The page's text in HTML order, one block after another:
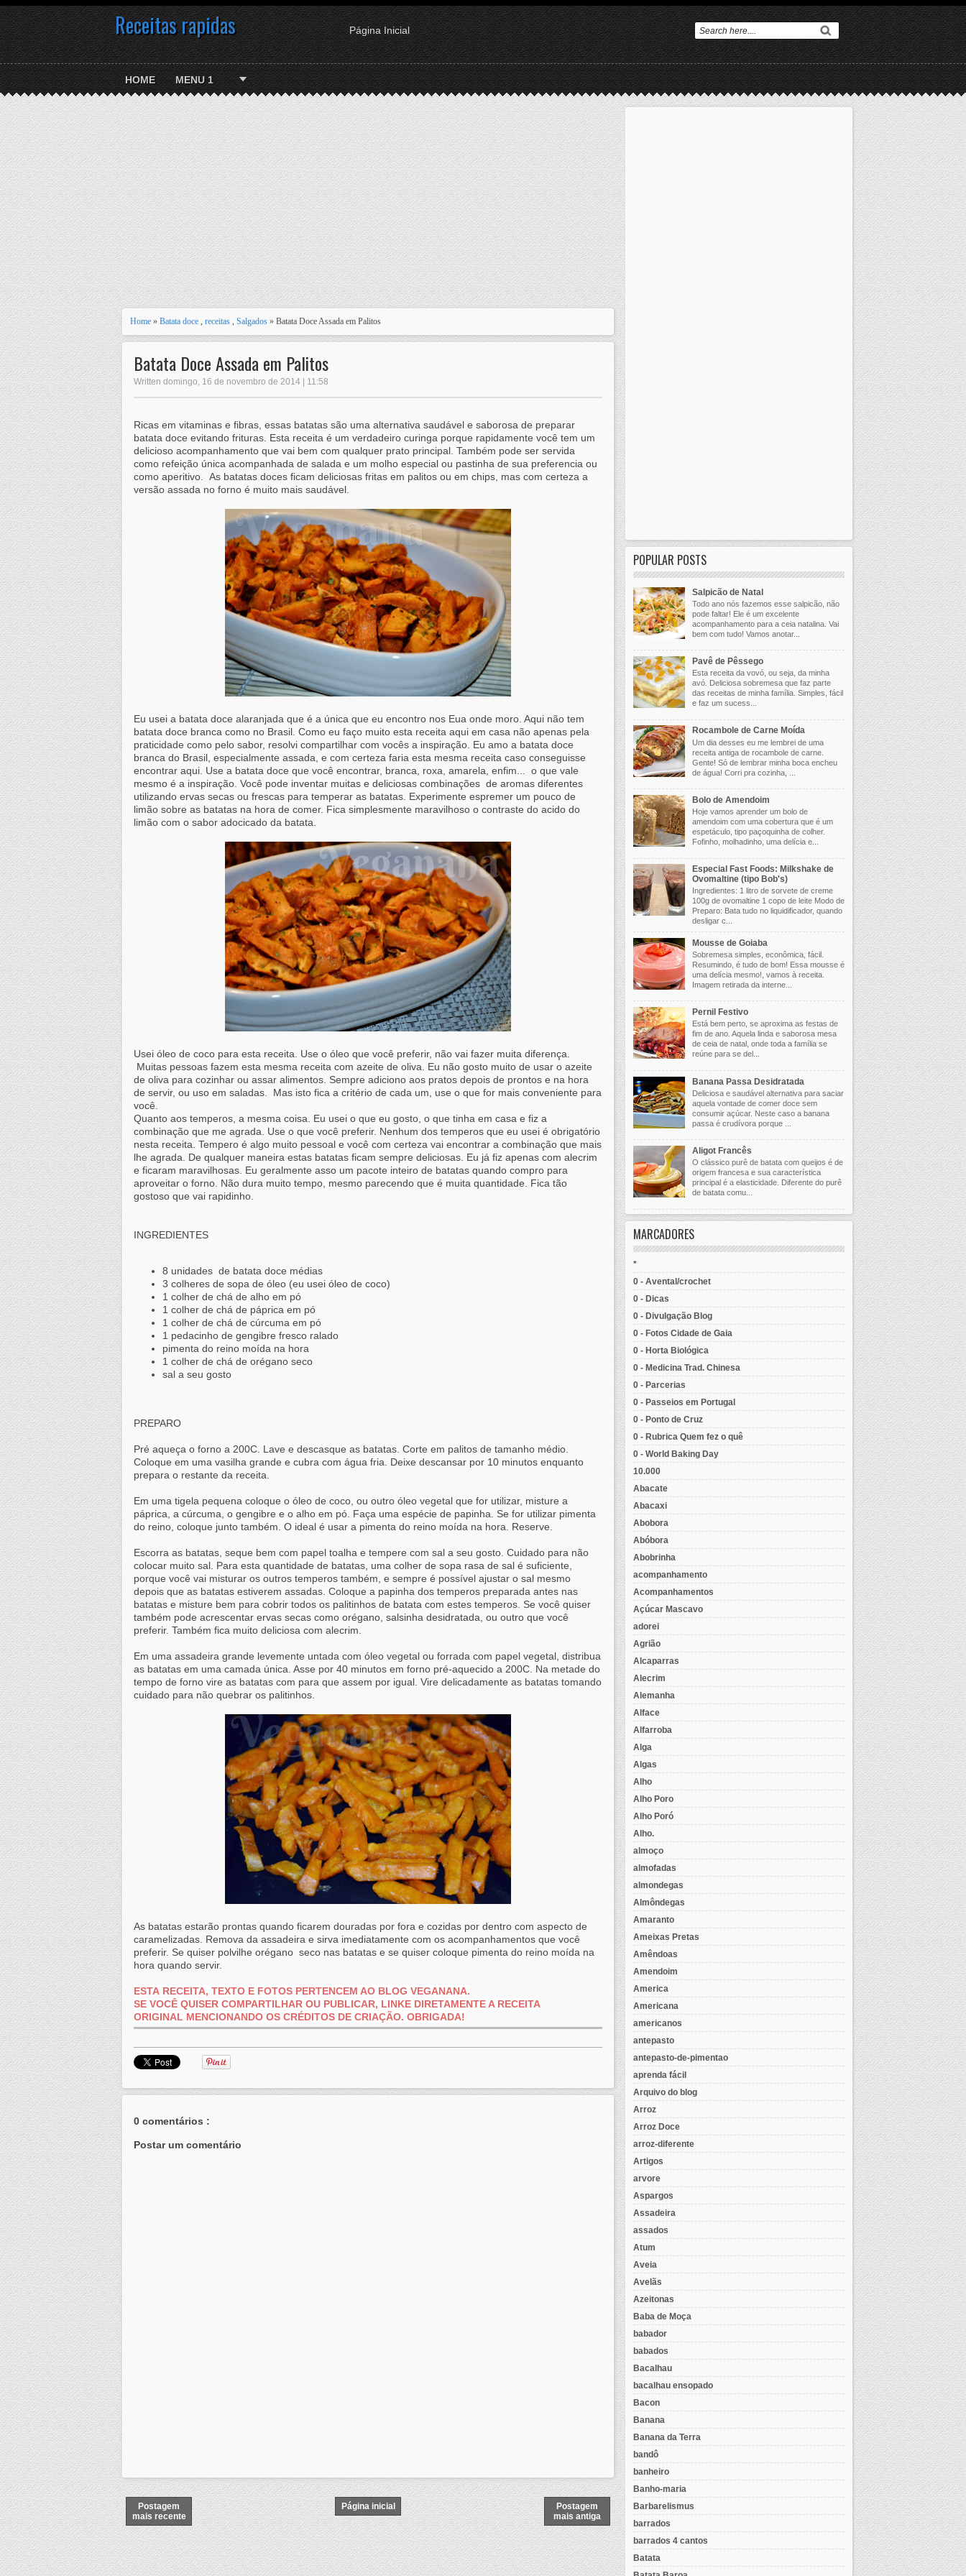
Receitas rapidas Página Inicial
HOME MENU 1
Home » Batata doce , receitas , Salgados » Batata Doce Assada em Palitos
Batata Doce Assada em Palitos
Written domingo, 16 de novembro de 2014 | 11:58
Ricas em vitaminas e fibras, essas batatas são uma alternativa saudável e saborosa de preparar
batata doce evitando frituras. Esta receita é um verdadeiro curinga porque rapidamente você tem um
delicioso acompanhamento que vai bem com qualquer prato principal. Também pode ser servida
como refeição única acompanhada de salada e um molho especial ou pastinha de sua preferencia ou
como aperitivo. As batatas doces ficam deliciosas fritas em palitos ou em chips, mas com certeza a
versão assada no forno é muito mais saudável.
Eu usei a batata doce alaranjada que é a única que eu encontro nos Eua onde moro. Aqui não tem
batata doce branca como no Brasil. Como eu faço muito esta receita aqui em casa não apenas pela
praticidade como pelo sabor, resolvi compartilhar com vocês a inspiração. Eu amo a batata doce
branca do Brasil, especialmente assada, e com certeza faria esta mesma receita caso conseguisse
encontrar aqui. Use a batata doce que você encontrar, branca, roxa, amarela, enfim... o que vale
mesmo é a inspiração. Você pode inventar muitas e deliciosas combinações de aromas diferentes
utilizando ervas secas ou frescas para temperar as batatas. Experimente espremer um pouco de
limão sobre as batatas na hora de comer. Fica simplesmente maravilhoso o contraste do acido do
limão com o sabor adocicado da batata.
Usei óleo de coco para esta receita. Use o óleo que você preferir, não vai fazer muita diferença.
Muitas pessoas fazem esta mesma receita com azeite de oliva. Eu não gosto muito de usar o azeite
de oliva para cozinhar ou assar alimentos. Sempre adiciono aos pratos depois de prontos e na hora
de servir, ou uso em saladas. Mas isto fica a critério de cada um, use o que for mais conveniente para
você.
Quanto aos temperos, a mesma coisa. Eu usei o que eu gosto, o que tinha em casa e fiz a
combinação que me agrada. Use o que você preferir. Nenhum dos temperos que eu usei é obrigatório
nesta receita. Tempero é algo muito pessoal e você com certeza vai encontrar a combinação que mais
lhe agrada. De qualquer maneira estas batatas ficam sempre deliciosas. Eu já fiz apenas com alecrim
e ficaram maravilhosas. Eu geralmente asso um pacote inteiro de batatas quando compro para
aproveitar o forno. Não dura muito tempo, mesmo parecendo que é muita quantidade. Fica tão
gostoso que vai rapidinho.
INGREDIENTES
8 unidades de batata doce médias
3 colheres de sopa de óleo (eu usei óleo de coco)
1 colher de chá de alho em pó
1 colher de chá de páprica em pó
1 colher de chá de cúrcuma em pó
1 pedacinho de gengibre fresco ralado
pimenta do reino moída na hora
1 colher de chá de orégano seco
sal a seu gosto
PREPARO
Pré aqueça o forno a 200C. Lave e descasque as batatas. Corte em palitos de tamanho médio.
Coloque em uma vasilha grande e cubra com água fria. Deixe descansar por 10 minutos enquanto
prepara o restante da receita.
Em uma tigela pequena coloque o óleo de coco, ou outro óleo vegetal que for utilizar, misture a
páprica, a cúrcuma, o gengibre e o alho em pó. Faça uma espécie de papinha. Se for utilizar pimenta
do reino, coloque junto também. O ideal é usar a pimenta do reino moída na hora. Reserve.
Escorra as batatas, seque bem com papel toalha e tempere com sal a seu gosto. Cuidado para não
colocar muito sal. Para esta quantidade de batatas, uma colher de sopa rasa de sal é suficiente,
porque você vai misturar os outros temperos também, e sempre é possível ajustar o sal mesmo
depois que as batatas estiverem assadas. Coloque a papinha dos temperos preparada antes nas
batatas e misture bem para cobrir todos os palitinhos de batata com estes temperos. Se você quiser
também pode acrescentar ervas secas como orégano, salsinha desidratada, ou outro que você
preferir. Também fica muito deliciosa com alecrim.
Em uma assadeira grande levemente untada com óleo vegetal ou forrada com papel vegetal, distribua
as batatas em uma camada única. Asse por 40 minutos em forno pré-aquecido a 200C. Na metade do
tempo de forno vire as batatas com para que assem por igual. Vire delicadamente as batatas tomando
cuidado para não quebrar os palitinhos.
As batatas estarão prontas quando ficarem douradas por fora e cozidas por dentro com aspecto de
caramelizadas. Remova da assadeira e sirva imediatamente com os acompanhamentos que você
preferir. Se quiser polvilhe orégano seco nas batatas e se quiser coloque pimenta do reino moída na
hora quando servir.
ESTA RECEITA, TEXTO E FOTOS PERTENCEM AO BLOG VEGANANA.
SE VOCÊ QUISER COMPARTILHAR OU PUBLICAR, LINKE DIRETAMENTE A RECEITA
ORIGINAL MENCIONANDO OS CRÉDITOS DE CRIAÇÃO. OBRIGADA!
0 comentários :
Postar um comentário
Postagem
mais recente
Postagem
mais antiga
Página inicial
POPULAR POSTS
Salpicão de Natal
Todo ano nós fazemos esse salpicão, não
pode faltar! Ele é um excelente
acompanhamento para a ceia natalina. Vai
bem com tudo! Vamos anotar...
Pavê de Pêssego
Esta receita da vovó, ou seja, da minha
avó. Deliciosa sobremesa que faz parte
das receitas de minha família. Simples, fácil
e faz um sucess...
Rocambole de Carne Moída
Um dia desses eu me lembrei de uma
receita antiga de rocambole de carne.
Gente! Só de lembrar minha boca encheu
de água! Corri pra cozinha, ...
Bolo de Amendoim
Hoje vamos aprender um bolo de
amendoim com uma cobertura que é um
espetáculo, tipo paçoquinha de colher.
Fofinho, molhadinho, uma delícia e...
Especial Fast Foods: Milkshake de
Ovomaltine (tipo Bob's)
Ingredientes: 1 litro de sorvete de creme
100g de ovomaltine 1 copo de leite Modo de
Preparo: Bata tudo no liquidificador, quando
desligar c...
Mousse de Goiaba
Sobremesa simples, econômica, fácil.
Resumindo, é tudo de bom! Essa mousse é
uma delícia mesmo!, vamos à receita.
Imagem retirada da interne...
Pernil Festivo
Está bem perto, se aproxima as festas de
fim de ano. Aquela linda e saborosa mesa
de ceia de natal, onde toda a família se
reúne para se del...
Banana Passa Desidratada
Deliciosa e saudável alternativa para saciar
aquela vontade de comer doce sem
consumir açúcar. Neste caso a banana
passa é crudívora porque ...
Aligot Francês
O clássico purê de batata com queijos é de
origem francesa e sua característica
principal é a elasticidade. Diferente do purê
de batata comu...
MARCADORES
*
0 - Avental/crochet
0 - Dicas
0 - Divulgação Blog
0 - Fotos Cidade de Gaia
0 - Horta Biológica
0 - Medicina Trad. Chinesa
0 - Parcerias
0 - Passeios em Portugal
0 - Ponto de Cruz
0 - Rubrica Quem fez o quê
0 - World Baking Day
10.000
Abacate
Abacaxi
Abobora
Abóbora
Abobrinha
acompanhamento
Acompanhamentos
Açúcar Mascavo
adorei
Agrião
Alcaparras
Alecrim
Alemanha
Alface
Alfarroba
Alga
Algas
Alho
Alho Poro
Alho Poró
Alho.
almoço
almofadas
almondegas
Almôndegas
Amaranto
Ameixas Pretas
Amêndoas
Amendoim
America
Americana
americanos
antepasto
antepasto-de-pimentao
aprenda fácil
Arquivo do blog
Arroz
Arroz Doce
arroz-diferente
Artigos
arvore
Aspargos
Assadeira
assados
Atum
Aveia
Avelãs
Azeitonas
Baba de Moça
babador
babados
Bacalhau
bacalhau ensopado
Bacon
Banana
Banana da Terra
bandô
banheiro
Banho-maria
Barbarelismus
barrados
barrados 4 cantos
Batata